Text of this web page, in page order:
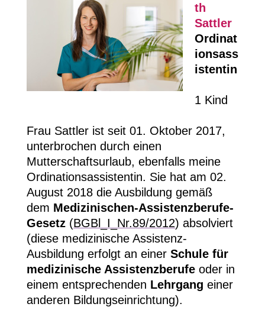
th
Sattler
Ordinat
ionsass
istentin
1 Kind
Frau Sattler ist seit 01. Oktober 2017,
unterbrochen durch einen
Mutterschaftsurlaub, ebenfalls meine
Ordinationsassistentin. Sie hat am 02.
August 2018 die Ausbildung gemäß
dem Medizinischen-Assistenzberufe-
Gesetz (BGBl_I_Nr.89/2012) absolviert
(diese medizinische Assistenz-
Ausbildung erfolgt an einer Schule für
medizinische Assistenzberufe oder in
einem entsprechenden Lehrgang einer
anderen Bildungseinrichtung).